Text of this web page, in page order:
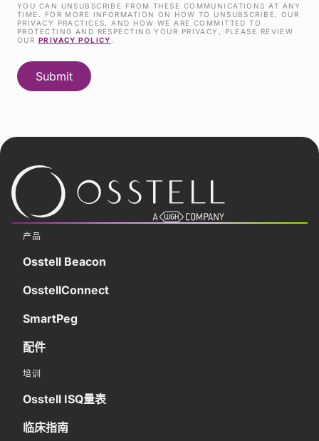
YOU CAN UNSUBSCRIBE FROM THESE COMMUNICATIONS AT ANY
TIME. FOR MORE INFORMATION ON HOW TO UNSUBSCRIBE, OUR
PRIVACY PRACTICES, AND HOW WE ARE COMMITTED TO
PROTECTING AND RESPECTING YOUR PRIVACY, PLEASE REVIEW
OUR PRIVACY POLICY
产品
Osstell Beacon
OsstellConnect
SmartPeg
配件
培训
Osstell ISQ量表
临床指南